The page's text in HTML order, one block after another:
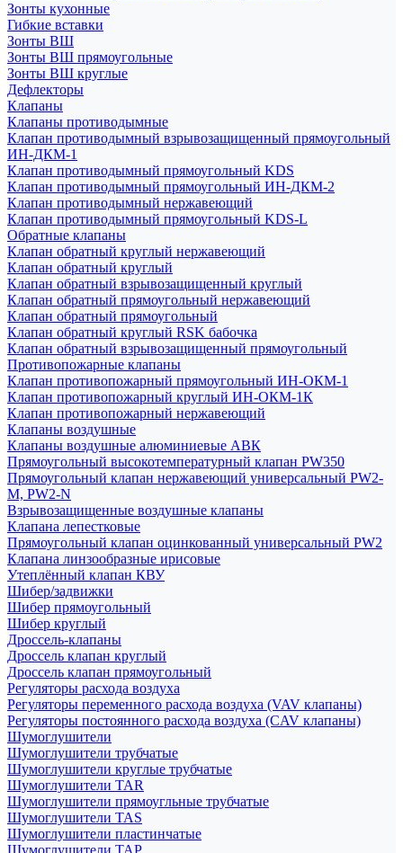
Зонты кухонные
Гибкие вставки
Зонты ВШ
Зонты ВШ прямоугольные
Зонты ВШ круглые
Дефлекторы
Клапаны
Клапаны противодымные
Клапан противодымный взрывозащищенный прямоугольный
ИН-ДКМ-1
Клапан противодымный прямоугольный KDS
Клапан противодымный прямоугольный ИН-ДКМ-2
Клапан противодымный нержавеющий
Клапан противодымный прямоугольный KDS-L
Обратные клапаны
Клапан обратный круглый нержавеющий
Клапан обратный круглый
Клапан обратный взрывозащищенный круглый
Клапан обратный прямоугольный нержавеющий
Клапан обратный прямоугольный
Клапан обратный круглый RSK бабочка
Клапан обратный взрывозащищенный прямоугольный
Противопожарные клапаны
Клапан противопожарный прямоугольный ИН-ОКМ-1
Клапан противопожарный круглый ИН-ОКМ-1К
Клапан противопожарный нержавеющий
Клапаны воздушные
Клапаны воздушные алюминиевые АВК
Прямоугольный высокотемпературный клапан PW350
Прямоугольный клапан нержавеющий универсальный PW2-
M, PW2-N
Взрывозащищенные воздушные клапаны
Клапана лепестковые
Прямоугольный клапан оцинкованный универсальный PW2
Клапана линзообразные ирисовые
Утеплённый клапан КВУ
Шибер/задвижки
Шибер прямоугольный
Шибер круглый
Дроссель-клапаны
Дроссель клапан круглый
Дроссель клапан прямоугольный
Регуляторы расхода воздуха
Регуляторы переменного расхода воздуха (VAV клапаны)
Регуляторы постоянного расхода воздуха (CAV клапаны)
Шумоглушители
Шумоглушители трубчатые
Шумоглушители круглые трубчатые
Шумоглушители TAR
Шумоглушители прямоугльные трубчатые
Шумоглушители TAS
Шумоглушители пластинчатые
Шумоглушители TAP